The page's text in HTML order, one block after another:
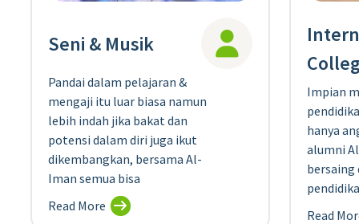
Seni & Musik
Pandai dalam pelajaran &
mengaji itu luar biasa namun
lebih indah jika bakat dan
potensi dalam diri juga ikut
dikembangkan, bersama Al-
Iman semua bisa
Read More
Impian
hanya
alumni
bersaing
Read